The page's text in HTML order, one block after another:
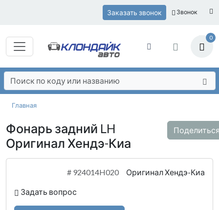
Заказать звонок Звонок
0
Главная
Фонарь задний LH
Оригинал Хендэ-Киа
# 924014H020 Оригинал Хендэ-Киа
Задать вопрос